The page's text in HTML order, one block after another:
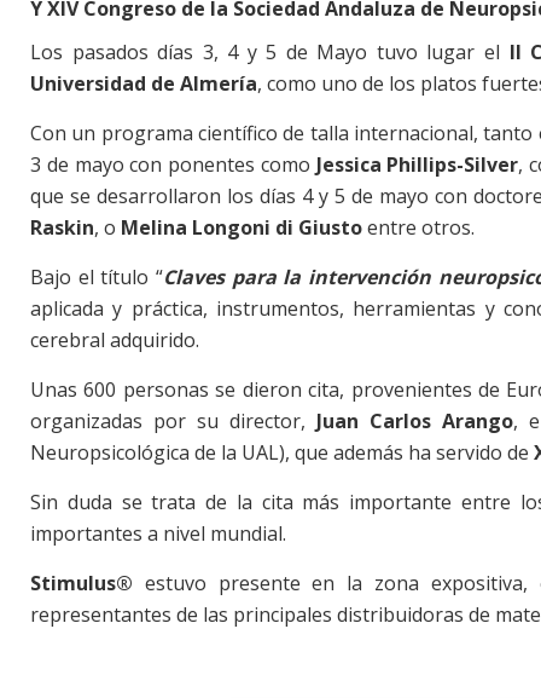
Y XIV Congreso de la Sociedad Andaluza de
Los pasados días 3, 4 y 5 de Mayo tuvo lugar el II
Universidad de Almería, como uno de los platos
Con un programa científico de talla internacional,
3 de mayo con ponentes como Jessica Phillips-Silver,
que se desarrollaron los días 4 y 5 de mayo con
Raskin, o Melina Longoni di Giustoentre otros.
Bajo el título “Claves para la intervención
aplicada y práctica, instrumentos, herramientas y
cerebral adquirido.
Unas 600 personas se dieron cita, provenientes de
organizadas por su director, Juan Carlos Arango,
Neuropsicológica de la UAL), que además ha servido de
Sin duda se trata de la cita más importante entre
importantes a nivel mundial.
Stimulus® estuvo presente en la zona
representantes de las principales distribuidoras de